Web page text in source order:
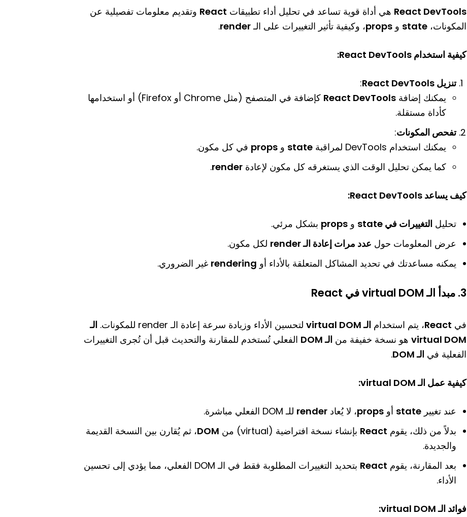
React DevTools هي أداة قوية تساعد في تحليل أداء تطبيقات React وتقديم معلومات تفصيلية عن
المكونات، state و props، وكيفية تأثير التغييرات على الـrender
.
كيفية استخدام React DevTools:
تنزيل React DevTools
:
يمكنك إضافة React DevTools
كإضافة في المتصفح (مثل Chrome أو Firefox) أو استخدامها
كأداة مستقلة.
تفحص المكونات:
يمكنك استخدام DevTools لمراقبة
state و props في كل مكون.
كما يمكن تحليل الوقت الذي يستغرقه كل مكون لإعادة render
.
كيف يساعد React DevTools:
تحليل التغييرات في state و props بشكل مرئي.
عرض المعلومات حول عدد مرات إعادة الـ render
لكل مكون.
يمكنه مساعدتك في تحديد المشاكل المتعلقة بالأداء أو rendering غير الضروري.
3. مبدأ الـ virtual DOM في React
في React، يتم استخدام الـ virtual DOM لتحسين الأداء وزيادة سرعة إعادة الـ render للمكونات.
الـ
virtual DOM هو نسخة خفيفة من الـ DOM
الفعلي تُستخدم للمقارنة والتحديث قبل أن تُجرى التغييرات
الفعلية في الـ DOM .
كيفية عمل الـ virtual DOM:
عند تغيير state أو props، لا يُعاد render للـ DOM الفعلي مباشرة.
بدلاً من ذلك، يقوم React بإنشاء نسخة افتراضية (virtual) من DOM، ثم يُقارن بين النسخة القديمة
والجديدة.
بعد المقارنة، يقوم React
بتحديد التغييرات المطلوبة فقط في الـ DOM الفعلي، مما يؤدي إلى تحسين
الأداء.
فوائد الـ virtual DOM: